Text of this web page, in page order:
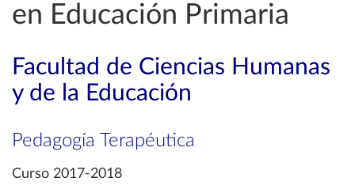
en Educación Primaria
Facultad de Ciencias Humanas
y de la Educación
Pedagogía Terapéutica
Curso 2017-2018